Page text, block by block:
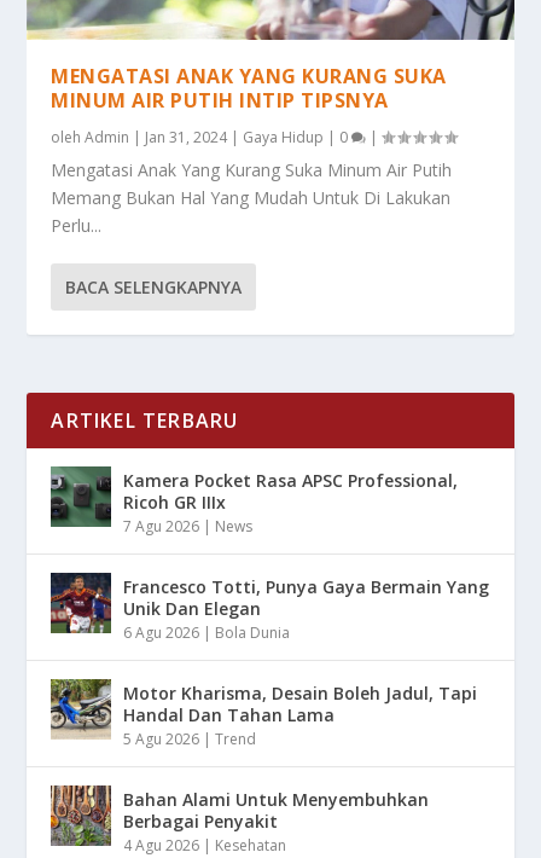
MENGATASI ANAK YANG KURANG SUKA
MINUM AIR PUTIH INTIP TIPSNYA
olehAdmin | Jan 31, 2024| Gaya Hidup | 0 |
Mengatasi Anak Yang Kurang Suka Minum Air Putih
Memang Bukan Hal Yang Mudah Untuk Di Lakukan
Perlu...
BACA SELENGKAPNYA
ARTIKEL TERBARU
Kamera Pocket Rasa APSC Professional,
Ricoh GR IIIx
7 Agu 2026 | News
Francesco Totti, Punya Gaya Bermain Yang
Unik Dan Elegan
6 Agu 2026 | Bola Dunia
Motor Kharisma, Desain Boleh Jadul, Tapi
Handal Dan Tahan Lama
5 Agu 2026 |Trend
Bahan Alami Untuk Menyembuhkan
Berbagai Penyakit
4 Agu 2026 | Kesehatan